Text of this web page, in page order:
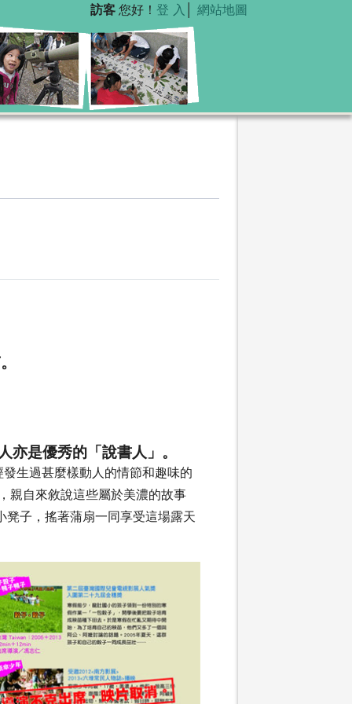
訪客 您好！ 登 入 網站地圖
是優秀的「說書人」。
生過甚麼樣動人的情節和趣味的
親自來敘說這些屬於美濃的故事
子，搖著蒲扇一同享受這場露天